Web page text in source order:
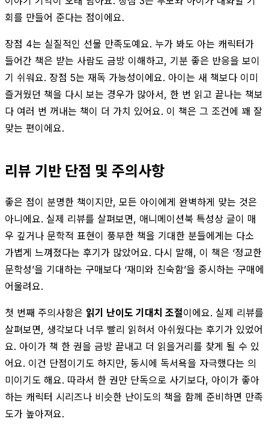
회를 만들어 준다는 점이에요.
장점 4는 실질적인 선물 만족도예요. 누가 봐도 아는 캐릭터가
들어간 책은 받는 사람도 금방 이해하고, 기분 좋은 반응을 보이
기 쉬워요. 장점 5는 재독 가능성이에요. 아이는 새 책보다 이미
즐거웠던 책을 다시 보는 경우가 많아서, 한 번 읽고 끝나는 책보
다 여러 번 꺼내는 책이 더 가치 있어요. 이 책은 그 조건에 꽤 잘
맞는 편이에요.
리뷰 기반 단점 및 주의사항
좋은 점이 분명한 책이지만, 모든 아이에게 완벽하게 맞는 것은
아니에요. 실제 리뷰를 살펴보면, 애니메이션북 특성상 글이 매
우 깊거나 문학적 표현이 풍부한 책을 기대한 분들에게는 다소
가볍게 느껴졌다는 후기가 많았어요. 다시 말해, 이 책은 ‘정교한
문학성’을 기대하는 구매보다 ‘재미와 친숙함’을 중시하는 구매에
어울려요.
첫 번째 주의사항은 읽기 난이도 기대치 조절이에요. 실제 리뷰를
살펴보면, 생각보다 너무 빨리 읽혀서 아쉬웠다는 후기가 있었어
요. 아이가 책 한 권을 금방 끝내고 더 읽을거리를 찾게 될 수 있
어요. 이건 단점이기도 하지만, 동시에 독서욕을 자극했다는 의
미이기도 해요. 따라서 한 권만 단독으로 사기보다, 아이가 좋아
하는 캐릭터 시리즈나 비슷한 난이도의 책을 함께 준비하면 만족
도가 높아져요.